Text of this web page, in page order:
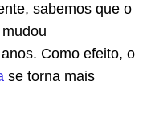
sabemos que o
mudou
Como efeito, o
se torna mais